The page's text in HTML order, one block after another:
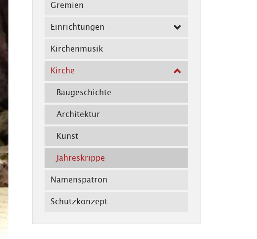
Gremien
Einrichtungen
Kirchenmusik
Kirche
Baugeschichte
Architektur
Kunst
Jahreskrippe
Namenspatron
Schutzkonzept